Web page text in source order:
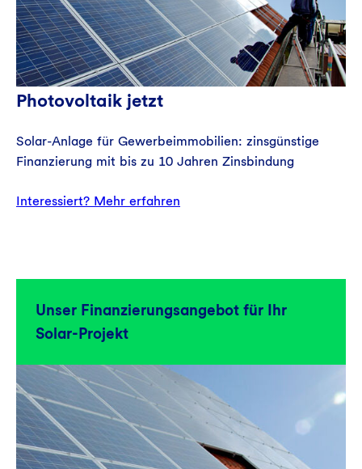
Photovoltaik jetzt
Solar-Anlage für Gewerbeimmobilien: zinsgünstige
Finanzierung mit bis zu 10 Jahren Zinsbindung
Interessiert? Mehr erfahren
Unser Finanzierungsangebot für Ihr
Solar-Projekt